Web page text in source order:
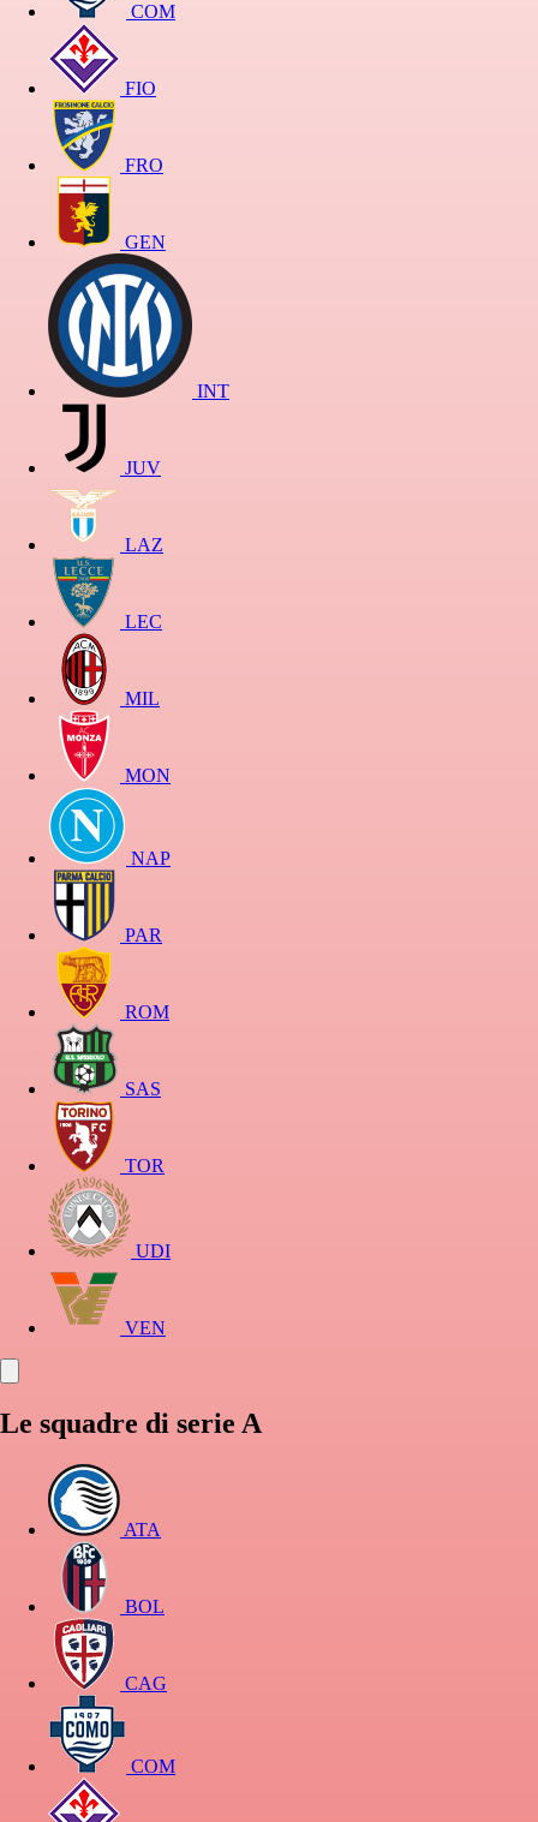
COM
FIO
FRO
GEN
INT
JUV
LAZ
LEC
MIL
MON
NAP
PAR
ROM
SAS
TOR
UDI
VEN
Le squadre di serie A
ATA
BOL
CAG
COM